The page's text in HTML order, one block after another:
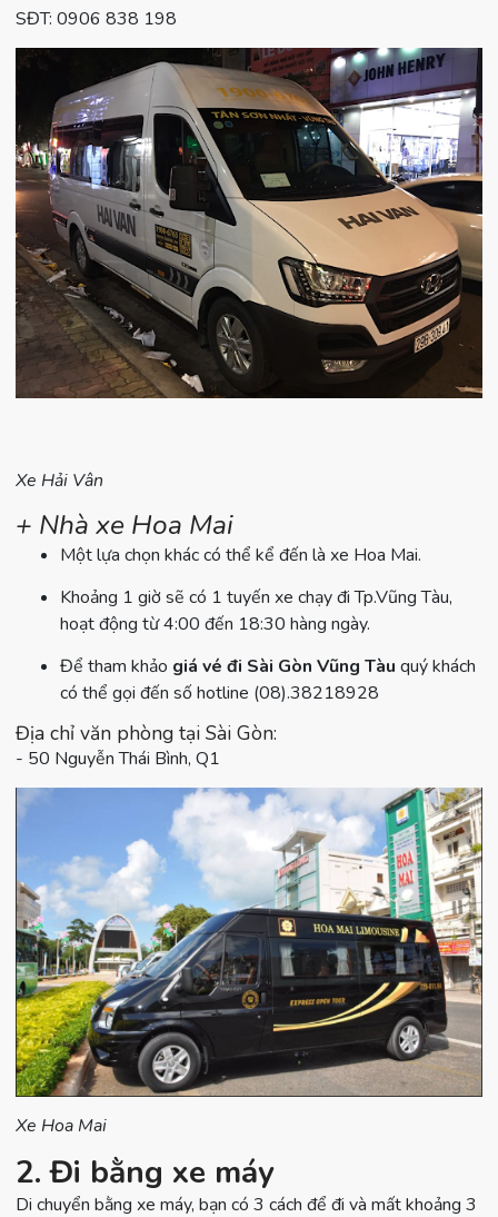
SĐT: 0906 838 198
Xe Hải Vân
+ Nhà xe Hoa Mai
Một lựa chọn khác có thể kể đến là xe Hoa Mai.
Khoảng 1 giờ sẽ có 1 tuyến xe chạy đi Tp.Vũng Tàu,
hoạt động từ 4:00 đến 18:30 hàng ngày.
Để tham khảo giá vé đi Sài Gòn Vũng Tàu quý khách
có thể gọi đến số hotline (08).38218928
Địa chỉ văn phòng tại Sài Gòn:
- 50 Nguyễn Thái Bình, Q1
Xe Hoa Mai
2. Đi bằng xe máy
Di chuyển bằng xe máy, bạn có 3 cách để đi và mất khoảng 3